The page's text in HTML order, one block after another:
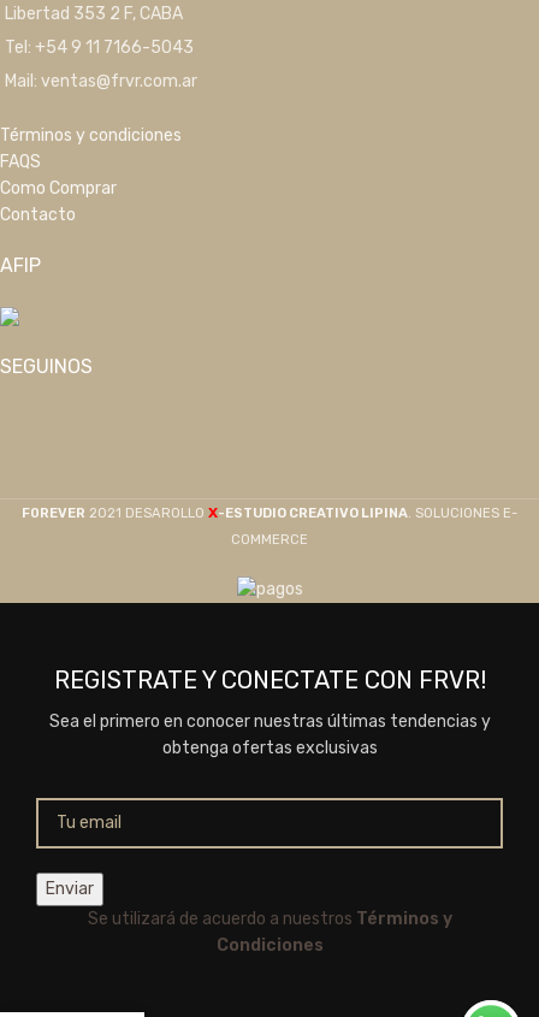
Libertad 353 2 F, CABA
Tel: +54 9 11 7166-5043
Mail: ventas@frvr.com.ar
Términos y condiciones
FAQS
Como Comprar
Contacto
AFIP
SEGUINOS
F0REVER 2021 DESAROLLO X-ESTUDIO CREATIVO LIPINA . SOLUCIONES E-
COMMERCE
REGISTRATE Y CONECTATE CON FRVR!
Sea el primero en conocer nuestras últimas tendencias y
obtenga ofertas exclusivas
Se utilizará de acuerdo a nuestros Términos y
Condiciones